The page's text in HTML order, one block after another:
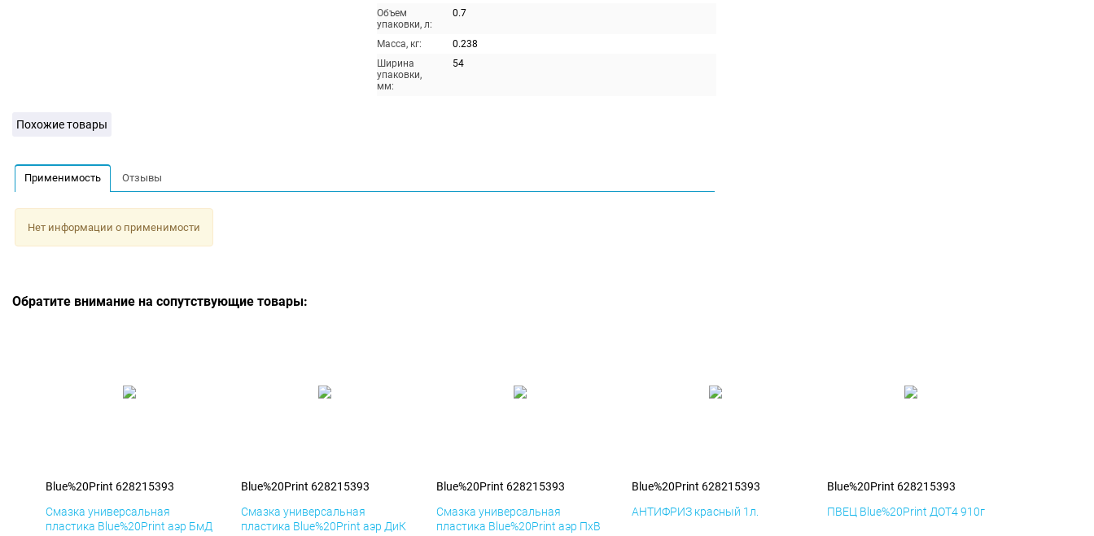
Объем
упаковки, л:
0.7
Масса, кг:
0.238
Ширина
упаковки,
мм:
54
Похожие товары
Применимость Отзывы
Нет информации о применимости
Обратите внимание на сопутствующие товары:
Blue%20Print 628215393
Смазка универсальная
пластика Blue%20Print аэр БмД
Blue%20Print 628215393
Смазка универсальная
пластика Blue%20Print аэр ДиК
Blue%20Print 628215393
Смазка универсальная
пластика Blue%20Print аэр ПхВ
Blue%20Print 628215393
АНТИФРИЗ красный 1л.
Blue%20Print 628215393
ПВЕЦ Blue%20Print ДОТ4 910г